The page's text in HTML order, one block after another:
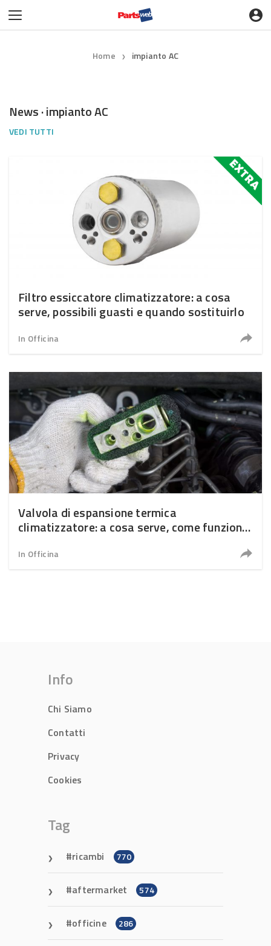
Home ❯ impianto AC
News · impianto AC
VEDI TUTTI
Filtro essiccatore climatizzatore: a cosa
serve, possibili guasti e quando sostituirlo
In Officina
Valvola di espansione termica
climatizzatore: a cosa serve, come funziona,
In Officina
Info
Chi Siamo
Contatti
Privacy
Cookies
Tag
ricambi 770
aftermarket 574
officine 286